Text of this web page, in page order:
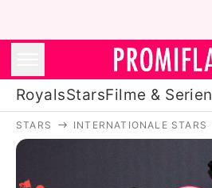
RoyalsStarsFilme & Serien
Royals
STARS INTERNATIONALE STARS